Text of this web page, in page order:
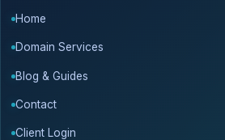
Home
Domain Services
Blog & Guides
Contact
Client Login